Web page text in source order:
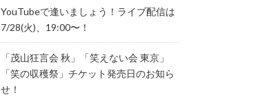
YouTubeで逢いましょう！ライブ配信は
7/28(火)、19:00〜！
「茂山狂言会 秋」「笑えない会 東京」
「笑の収穫祭」チケット発売日のお知ら
せ！